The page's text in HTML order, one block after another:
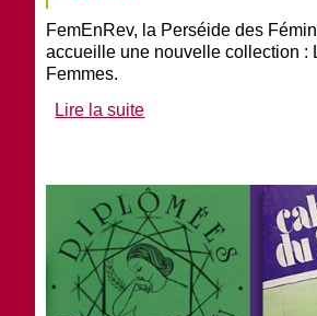
FemEnRev, la Perséide des
accueille une nouvelle collection :
Femmes.
Lire la suite